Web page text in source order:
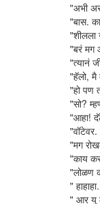
"अभी
"बास.
"शीलला
"बरं मग
"त्यानं
"हॅलो, मै
"हो पण
"सो?
"आहा!
"मग
"काय
"लोळण
"
" आर यु